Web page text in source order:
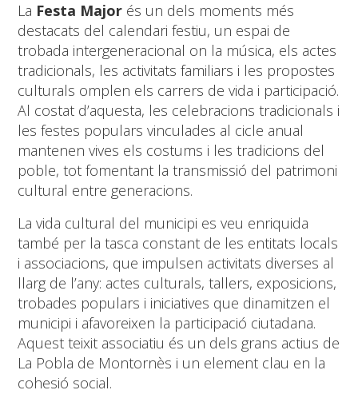
La Festa Major és un dels moments més
destacats del calendari festiu, un espai de
trobada intergeneracional on la música, els actes
tradicionals, les activitats familiars i les propostes
culturals omplen els carrers de vida i participació.
Al costat d’aquesta, les celebracions tradicionals i
les festes populars vinculades al cicle anual
mantenen vives els costums i les tradicions del
poble, tot fomentant la transmissió del patrimoni
cultural entre generacions.
La vida cultural del municipi es veu enriquida
també per la tasca constant de les entitats locals
i associacions, que impulsen activitats diverses al
llarg de l’any: actes culturals, tallers, exposicions,
trobades populars i iniciatives que dinamitzen el
municipi i afavoreixen la participació ciutadana.
Aquest teixit associatiu és un dels grans actius de
La Pobla de Montornès i un element clau en la
cohesió social.